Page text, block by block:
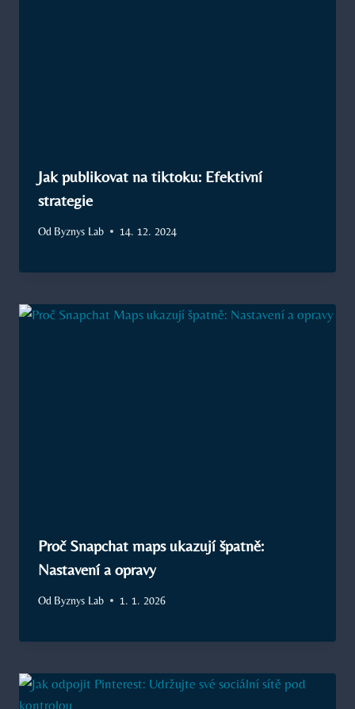
Jak publikovat na tiktoku: Efektivní
strategie
Od Byznys Lab 14. 12. 2024
Proč Snapchat maps ukazují špatně:
Nastavení a opravy
Od Byznys Lab 1. 1. 2026